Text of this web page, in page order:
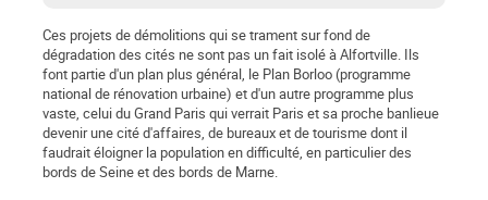
Ces projets de démolitions qui se trament sur fond de
dégradation des cités ne sont pas un fait isolé à Alfortville. Ils
font partie d'un plan plus général, le Plan Borloo (programme
national de rénovation urbaine) et d'un autre programme plus
vaste, celui du Grand Paris qui verrait Paris et sa proche banlieue
devenir une cité d'affaires, de bureaux et de tourisme dont il
faudrait éloigner la population en difficulté, en particulier des
bords de Seine et des bords de Marne.